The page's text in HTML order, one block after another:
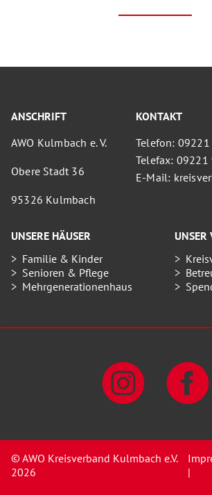
ANSCHRIFT
AWO Kulmbach e. V.
Obere Stadt 36
95326 Kulmbach
KONTAKT
Telefon:
Telefax: 09221
E-Mail:
UNSERE HÄUSER
Familie & Kinder
Senioren & Pflege
Mehrgenerationenhaus
UNSER
© AWO Kreisverband Kulmbach e.V.
2026
|